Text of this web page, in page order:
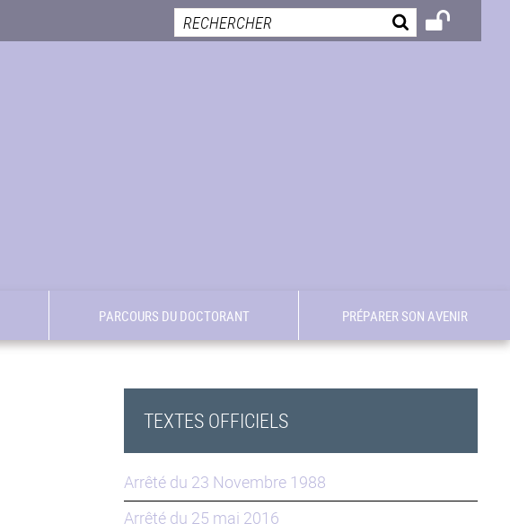
PARCOURS DU DOCTORANT PRÉPARER SON AVENIR
TEXTES OFFICIELS
Arrêté du 23 Novembre 1988
Arrêté du 25 mai 2016